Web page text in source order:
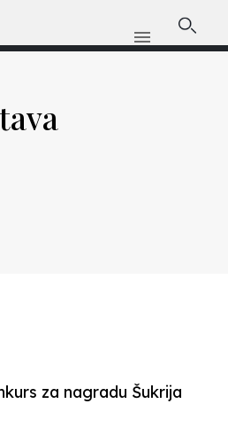
za nagradu Šukrija